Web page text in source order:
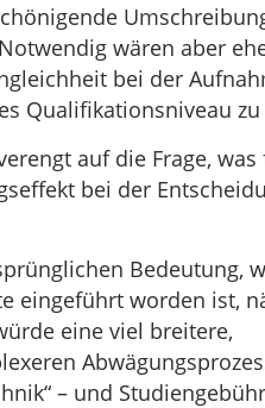
wären aber
bei der
Qualifikationsniveau
auf die Frage, was
bei der
Bedeutung,
eingeführt worden ist,
eine viel breitere,
– und